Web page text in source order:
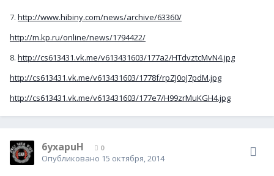
7. http://www.hibiny.com/news/archive/63360/
http://m.kp.ru/online/news/1794422/
8. http://cs613431.vk.me/v613431603/177a2/HTdvztcMvN4.jpg
http://cs613431.vk.me/v613431603/1778f/rpZJ0oJ7pdM.jpg
http://cs613431.vk.me/v613431603/177e7/H99zrMuKGH4.jpg
6yxapuH 0
Опубликовано 15 октября, 2014